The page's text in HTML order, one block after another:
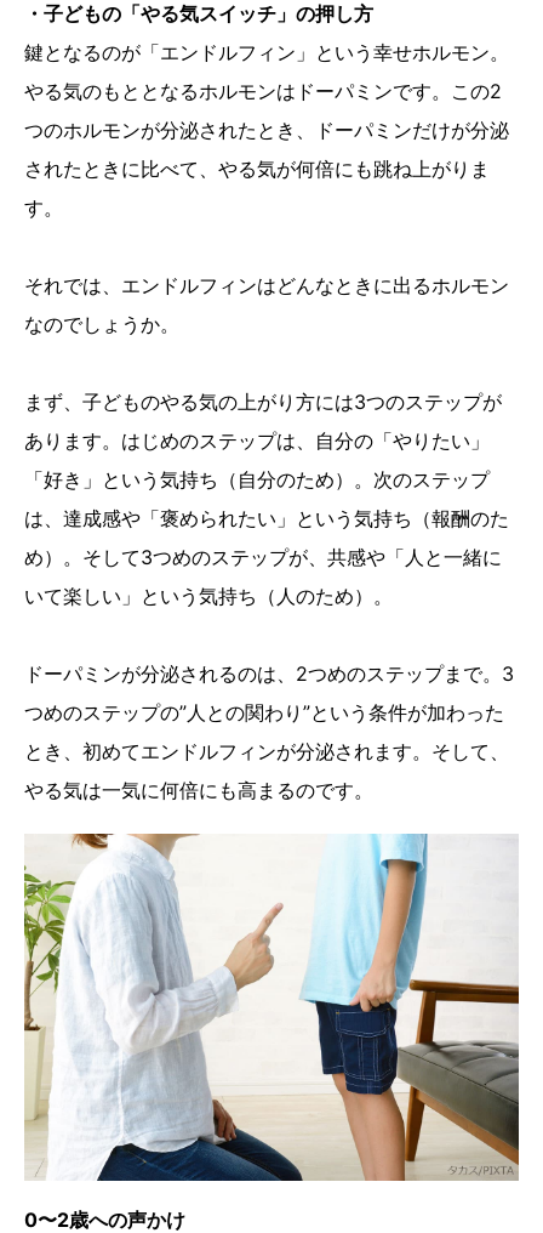
・子どもの「やる気スイッチ」の押し方
鍵となるのが「エンドルフィン」という幸せホルモン。
やる気のもととなるホルモンはドーパミンです。この2
つのホルモンが分泌されたとき、ドーパミンだけが分泌
されたときに比べて、やる気が何倍にも跳ね上がりま
す。
それでは、エンドルフィンはどんなときに出るホルモン
なのでしょうか。
まず、子どものやる気の上がり方には3つのステップが
あります。はじめのステップは、自分の「やりたい」
「好き」という気持ち（自分のため）。次のステップ
は、達成感や「褒められたい」という気持ち（報酬のた
め）。そして3つめのステップが、共感や「人と一緒に
いて楽しい」という気持ち（人のため）。
ドーパミンが分泌されるのは、2つめのステップまで。3
つめのステップの”人との関わり”という条件が加わった
とき、初めてエンドルフィンが分泌されます。そして、
やる気は一気に何倍にも高まるのです。
0〜2歳への声かけ